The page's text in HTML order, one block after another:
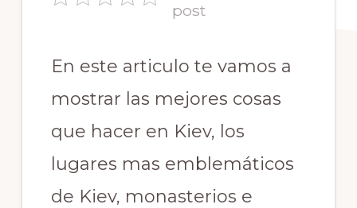
post
En este articulo te vamos a
mostrar las mejores cosas
que hacer en Kiev, los
lugares mas emblemáticos
de Kiev, monasterios e